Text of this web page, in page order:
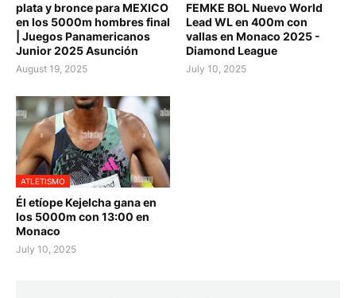
plata y bronce para MEXICO
en los 5000m hombres final
| Juegos Panamericanos
Junior 2025 Asunción
August 19, 2025
FEMKE BOL Nuevo World
Lead WL en 400m con
vallas en Monaco 2025 -
Diamond League
July 10, 2025
ATLETISMO
Él etíope Kejelcha gana en
los 5000m con 13:00 en
Monaco
July 10, 2025